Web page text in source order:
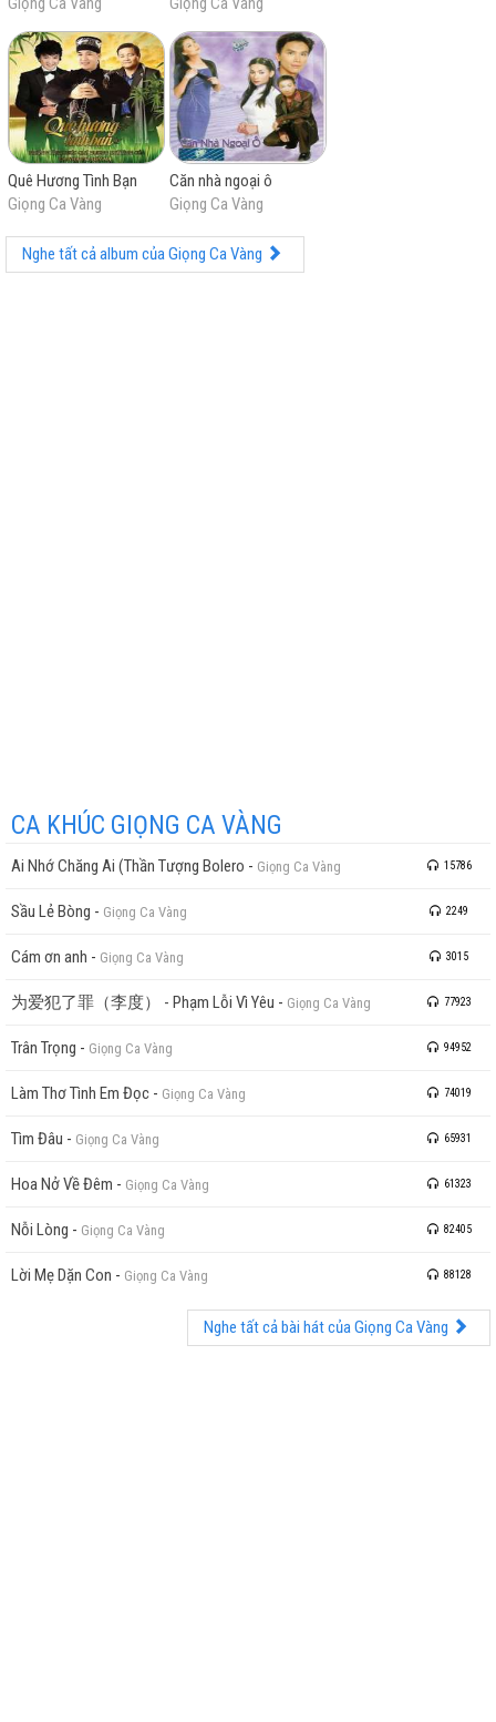
Quê Hương Tình Bạn
Giọng Ca Vàng
Căn nhà ngoại ô
Giọng Ca Vàng
Nghe tất cả album của Giọng Ca Vàng
CA KHÚC GIỌNG CA VÀNG
Ai Nhớ Chăng Ai (Thần Tượng Bolero - Giọng Ca Vàng 15786
Sầu Lẻ Bòng - Giọng Ca Vàng 2249
Cám ơn anh - Giọng Ca Vàng 3015
为爱犯了罪（李度） - Phạm Lỗi Vì Yêu - Giọng Ca Vàng 77923
Trân Trọng - Giọng Ca Vàng 94952
Làm Thơ Tình Em Đọc - Giọng Ca Vàng 74019
Tìm Đâu - Giọng Ca Vàng 65931
Hoa Nở Về Đêm - Giọng Ca Vàng 61323
Nỗi Lòng - Giọng Ca Vàng 82405
Lời Mẹ Dặn Con - Giọng Ca Vàng 88128
Nghe tất cả bài hát của Giọng Ca Vàng